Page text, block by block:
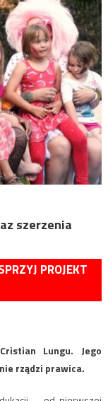
szerzenia
PROJEKT
Lungu. Jego
rządzi prawica.